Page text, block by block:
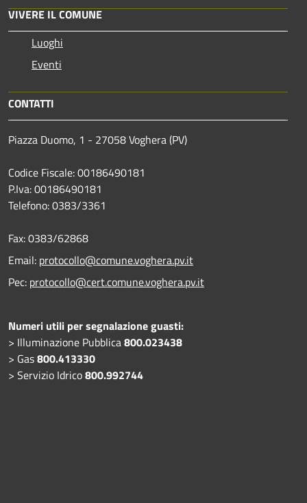
VIVERE IL COMUNE
Luoghi
Eventi
CONTATTI
Piazza Duomo, 1 - 27058 Voghera (PV)
Codice Fiscale: 00186490181
P.Iva: 00186490181
Telefono:0383/3361
Fax:0383/62868
Email: protocollo@comune.voghera.pv.it
Pec: protocollo@cert.comune.voghera.pv.it
Numeri utili per segnalazione guasti:
> Illuminazione Pubblica800.023438
> Gas800.413330
> Servizio Idrico800.992744